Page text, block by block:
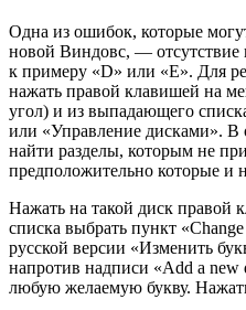
Одна из ошибок, которые
новой Виндовс, — отсутствие
к примеру «D» или «E». Для
нажать правой клавишей на
угол) и из выпадающего
или «Управление дисками».
найти разделы, которым не
предположительно которые и
Нажать на такой диск правой
списка выбрать пункт
русской версии «Изменить
напротив надписи «Add a new
любую желаемую букву.